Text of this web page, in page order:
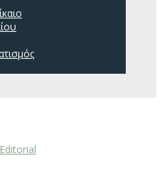
Editorial